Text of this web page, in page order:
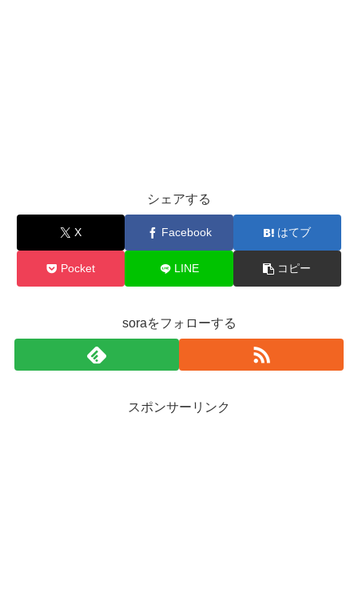
シェアする
X Facebook はてブ
Pocket LINE コピー
soraをフォローする
スポンサーリンク